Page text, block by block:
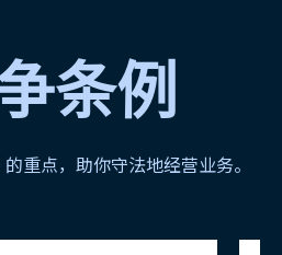
条例
重点，助你守法地经营业务。